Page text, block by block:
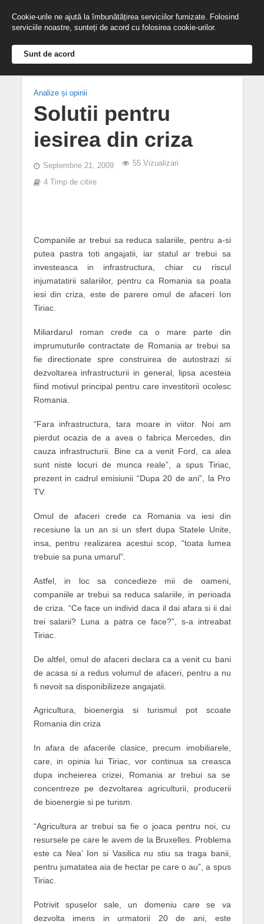
Analize și opinii
Solutii pentru
iesirea din criza
Septembrie 21, 2009 55 Vizualizari
4 Timp de citire
Companiile ar trebui sa reduca salariile, pentru a-si
putea pastra toti angajatii, iar statul ar trebui sa
investeasca in infrastructura, chiar cu riscul
injumatatirii salariilor, pentru ca Romania sa poata
iesi din criza, este de parere omul de afaceri Ion
Tiriac.
Miliardarul roman crede ca o mare parte din
imprumuturile contractate de Romania ar trebui sa
fie directionate spre construirea de autostrazi si
dezvoltarea infrastructurii in general, lipsa acesteia
fiind motivul principal pentru care investitorii ocolesc
Romania.
“Fara infrastructura, tara moare in viitor. Noi am
pierdut ocazia de a avea o fabrica Mercedes, din
cauza infrastructurii. Bine ca a venit Ford, ca alea
sunt niste locuri de munca reale”, a spus Tiriac,
prezent in cadrul emisiunii “Dupa 20 de ani”, la Pro
TV.
Omul de afaceri crede ca Romania va iesi din
recesiune la un an si un sfert dupa Statele Unite,
insa, pentru realizarea acestui scop, “toata lumea
trebuie sa puna umarul”.
Astfel, in loc sa concedieze mii de oameni,
companiile ar trebui sa reduca salariile, in perioada
de criza. “Ce face un individ daca il dai afara si ii dai
trei salarii? Luna a patra ce face?”, s-a intreabat
Tiriac.
De altfel, omul de afaceri declara ca a venit cu bani
de acasa si a redus volumul de afaceri, pentru a nu
fi nevoit sa disponibilizeze angajatii.
Agricultura, bioenergia si turismul pot scoate
Romania din criza
In afara de afacerile clasice, precum imobiliarele,
care, in opinia lui Tiriac, vor continua sa creasca
dupa incheierea crizei, Romania ar trebui sa se
concentreze pe dezvoltarea agriculturii, producerii
de bioenergie si pe turism.
“Agricultura ar trebui sa fie o joaca pentru noi, cu
resursele pe care le avem de la Bruxelles. Problema
este ca Nea’ Ion si Vasilica nu stiu sa traga banii,
pentru jumatatea aia de hectar pe care o au”, a spus
Tiriac.
Potrivit spuselor sale, un domeniu care se va
dezvolta imens in urmatorii 20 de ani, este
Cookie-urile ne ajută la îmbunătățirea serviciilor furnizate. Folosind
serviciile noastre, sunteți de acord cu folosirea cookie-urilor.
Sunt de acord